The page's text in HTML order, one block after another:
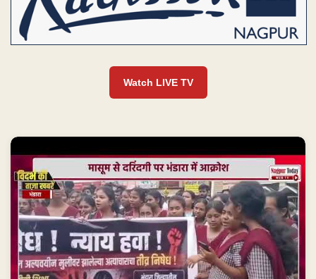
Watch LIVE TV